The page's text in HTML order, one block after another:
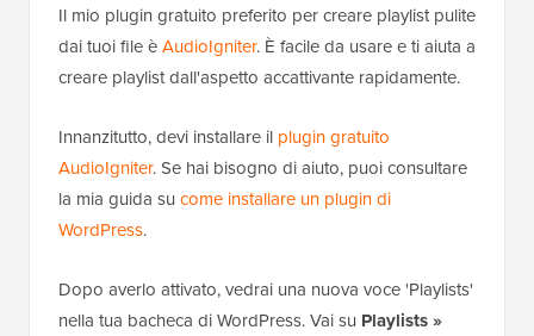
Il mio plugin gratuito preferito per creare playlist pulite
dai tuoi file èAudioIgniter. È facile da usare e ti aiuta a
creare playlist dall'aspetto accattivante rapidamente.
Innanzitutto, devi installare il plugin gratuito
AudioIgniter. Se hai bisogno di aiuto, puoi consultare
la mia guida su come installare un plugin di
WordPress.
Dopo averlo attivato, vedrai una nuova voce 'Playlists'
nella tua bacheca di WordPress. Vai su Playlists »